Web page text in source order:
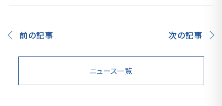
前の記事
ニュース一覧
次の記事